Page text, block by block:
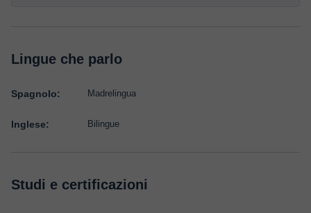
Lingue che parlo
Spagnolo: Madrelingua
Inglese: Bilingue
Studi e certificazioni